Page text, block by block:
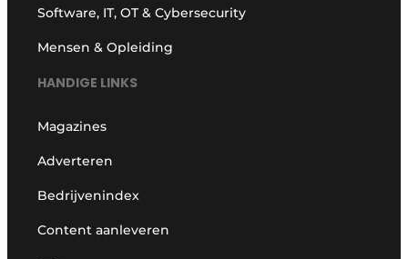
Software, IT, OT & Cybersecurity
Mensen & Opleiding
HANDIGE LINKS
Magazines
Adverteren
Bedrijvenindex
Content aanleveren